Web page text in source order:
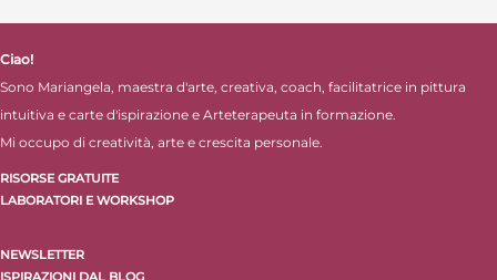
Ciao!
Sono Mariangela, maestra d'arte, creativa, coach, facilitatrice in pittura
intuitiva e carte d'ispirazione e Arteterapeuta in formazione.
Mi occupo di creatività, arte e crescita personale.
RISORSE GRATUITE
LABORATORI E WORKSHOP
NEWSLETTER
ISPIRAZIONI DAL BLOG